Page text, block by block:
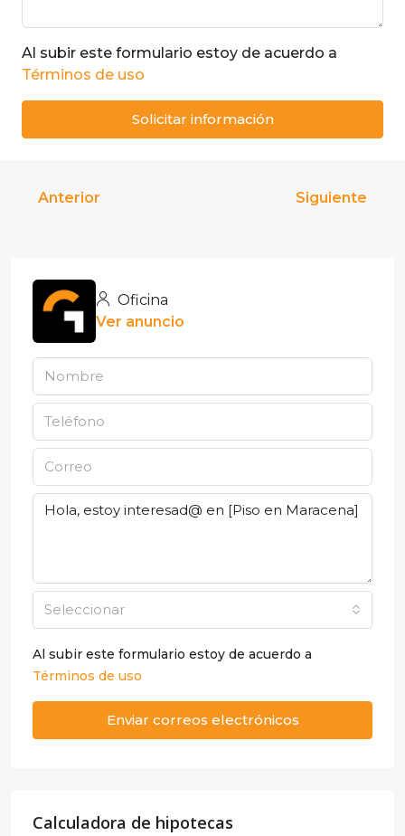
Al subir este formulario estoy de acuerdo a
Términos de uso
Solicitar información
Anterior Siguiente
Oficina
Ver anuncio
Seleccionar
Al subir este formulario estoy de acuerdo a
Términos de uso
Enviar correos electrónicos
Calculadora de hipotecas